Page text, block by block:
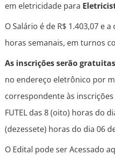
em eletricidade para
O Salário é de R$ 1.403,07 e
horas semanais, em turnos
As inscrições serão gratuitas
no endereço eletrônico por
correspondente às
FUTEL das 8 (oito) horas do
(dezessete) horas do dia 06
O Edital pode ser Acessado